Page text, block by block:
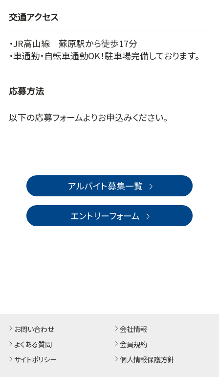
交通アクセス
・JR高山線 蘇原駅から徒歩17分
・車通勤・自転車通勤OK！駐車場完備しております。
応募方法
以下の応募フォームよりお申込みください。
アルバイト募集一覧
エントリーフォーム
お問い合わせ
よくある質問
サイトポリシー
会社情報
会員規約
個人情報保護方針